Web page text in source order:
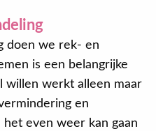
doen we rek- en
is een belangrijke
willen werkt alleen maar
en
even weer kan gaan